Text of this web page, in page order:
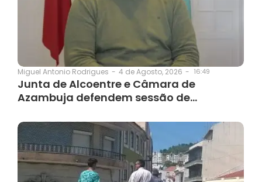
Miguel Antonio Rodrigues - 4 de Agosto, 2026 - 16:49
Junta de Alcoentre e Câmara de
Azambuja defendem sessão de…